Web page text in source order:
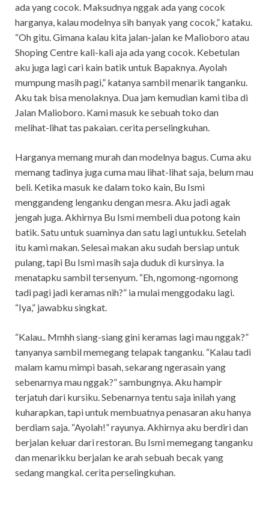
ada yang cocok. Maksudnya nggak ada yang cocok
harganya, kalau modelnya sih banyak yang cocok,” kataku.
“Oh gitu. Gimana kalau kita jalan-jalan ke Malioboro atau
Shoping Centre kali-kali aja ada yang cocok. Kebetulan
aku juga lagi cari kain batik untuk Bapaknya. Ayolah
mumpung masih pagi,” katanya sambil menarik tanganku.
Aku tak bisa menolaknya. Dua jam kemudian kami tiba di
Jalan Malioboro. Kami masuk ke sebuah toko dan
melihat-lihat tas pakaian. cerita perselingkuhan.
Harganya memang murah dan modelnya bagus. Cuma aku
memang tadinya juga cuma mau lihat-lihat saja, belum mau
beli. Ketika masuk ke dalam toko kain, Bu Ismi
menggandeng lenganku dengan mesra. Aku jadi agak
jengah juga. Akhirnya Bu Ismi membeli dua potong kain
batik. Satu untuk suaminya dan satu lagi untukku. Setelah
itu kami makan. Selesai makan aku sudah bersiap untuk
pulang, tapi Bu Ismi masih saja duduk di kursinya. Ia
menatapku sambil tersenyum. “Eh, ngomong-ngomong
tadi pagi jadi keramas nih?” ia mulai menggodaku lagi.
“Iya,” jawabku singkat.
“Kalau.. Mmhh siang-siang gini keramas lagi mau nggak?”
tanyanya sambil memegang telapak tanganku. “Kalau tadi
malam kamu mimpi basah, sekarang ngerasain yang
sebenarnya mau nggak?” sambungnya. Aku hampir
terjatuh dari kursiku. Sebenarnya tentu saja inilah yang
kuharapkan, tapi untuk membuatnya penasaran aku hanya
berdiam saja. “Ayolah!” rayunya. Akhirnya aku berdiri dan
berjalan keluar dari restoran. Bu Ismi memegang tanganku
dan menarikku berjalan ke arah sebuah becak yang
sedang mangkal. cerita perselingkuhan.